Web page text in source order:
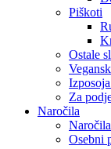
Piškoti
Ostale
Za
Naročila
Naročila
Osebni